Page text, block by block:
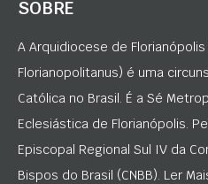
SOBRE
A Arquidiocese de
Florianopolitanus) é uma
Católica no Brasil. É a Sé
Eclesiástica de Florianópolis.
Episcopal Regional Sul IV da
Bispos do Brasil (CNBB). Ler